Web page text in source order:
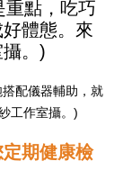
配儀器輔助，就
工作室攝。)
定期健康檢